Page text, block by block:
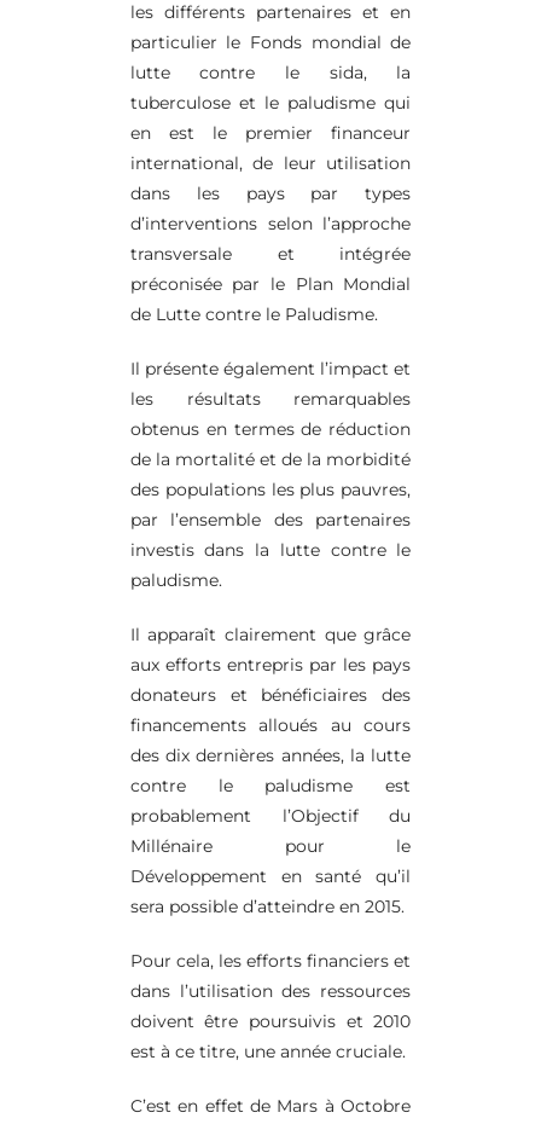
les différents partenaires et en
particulier le Fonds mondial de
lutte contre le sida, la
tuberculose et le paludisme qui
en est le premier financeur
international, de leur utilisation
dans les pays par types
d’interventions selon l’approche
transversale et intégrée
préconisée par le Plan Mondial
de Lutte contre le Paludisme.
Il présente également l’impact et
les résultats remarquables
obtenus en termes de réduction
de la mortalité et de la morbidité
des populations les plus pauvres,
par l’ensemble des partenaires
investis dans la lutte contre le
paludisme.
Il apparaît clairement que grâce
aux efforts entrepris par les pays
donateurs et bénéficiaires des
financements alloués au cours
des dix dernières années, la lutte
contre le paludisme est
probablement l’Objectif du
Millénaire pour le
Développement en santé qu’il
sera possible d’atteindre en 2015.
Pour cela, les efforts financiers et
dans l’utilisation des ressources
doivent être poursuivis et 2010
est à ce titre, une année cruciale.
C’est en effet de Mars à Octobre